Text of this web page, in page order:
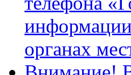
органах